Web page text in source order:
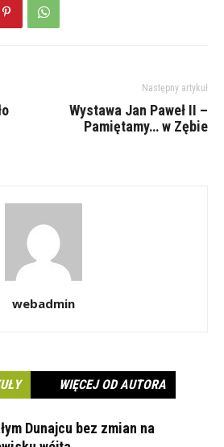
Następny artykuł
Wystawa Jan Paweł II –
Pamiętamy… w Zębie
webadmin
WIĘCEJ OD AUTORA
Dunajcu bez zmian na